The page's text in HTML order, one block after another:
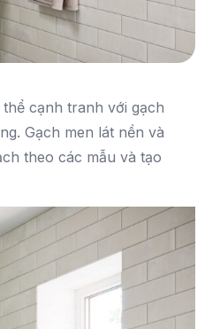
cạnh tranh với gạch
Gạch men lát nền và
theo các mẫu và tạo